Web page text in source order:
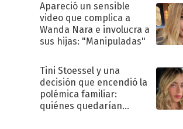
Apareció un sensible
video que complica a
Wanda Nara e involucra a
sus hijas: "Manipuladas"
Tini Stoessel y una
decisión que encendió la
polémica familiar:
quiénes quedarían